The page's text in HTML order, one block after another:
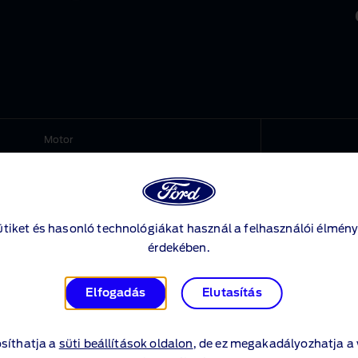
és hasonló technológiákat használ a felhasználói
érdekében.
Elfogadás Elutasítás
a süti beállítások oldalon , de ez megakadályozhatja
Motor
1500 cm 3‑től nagyobb